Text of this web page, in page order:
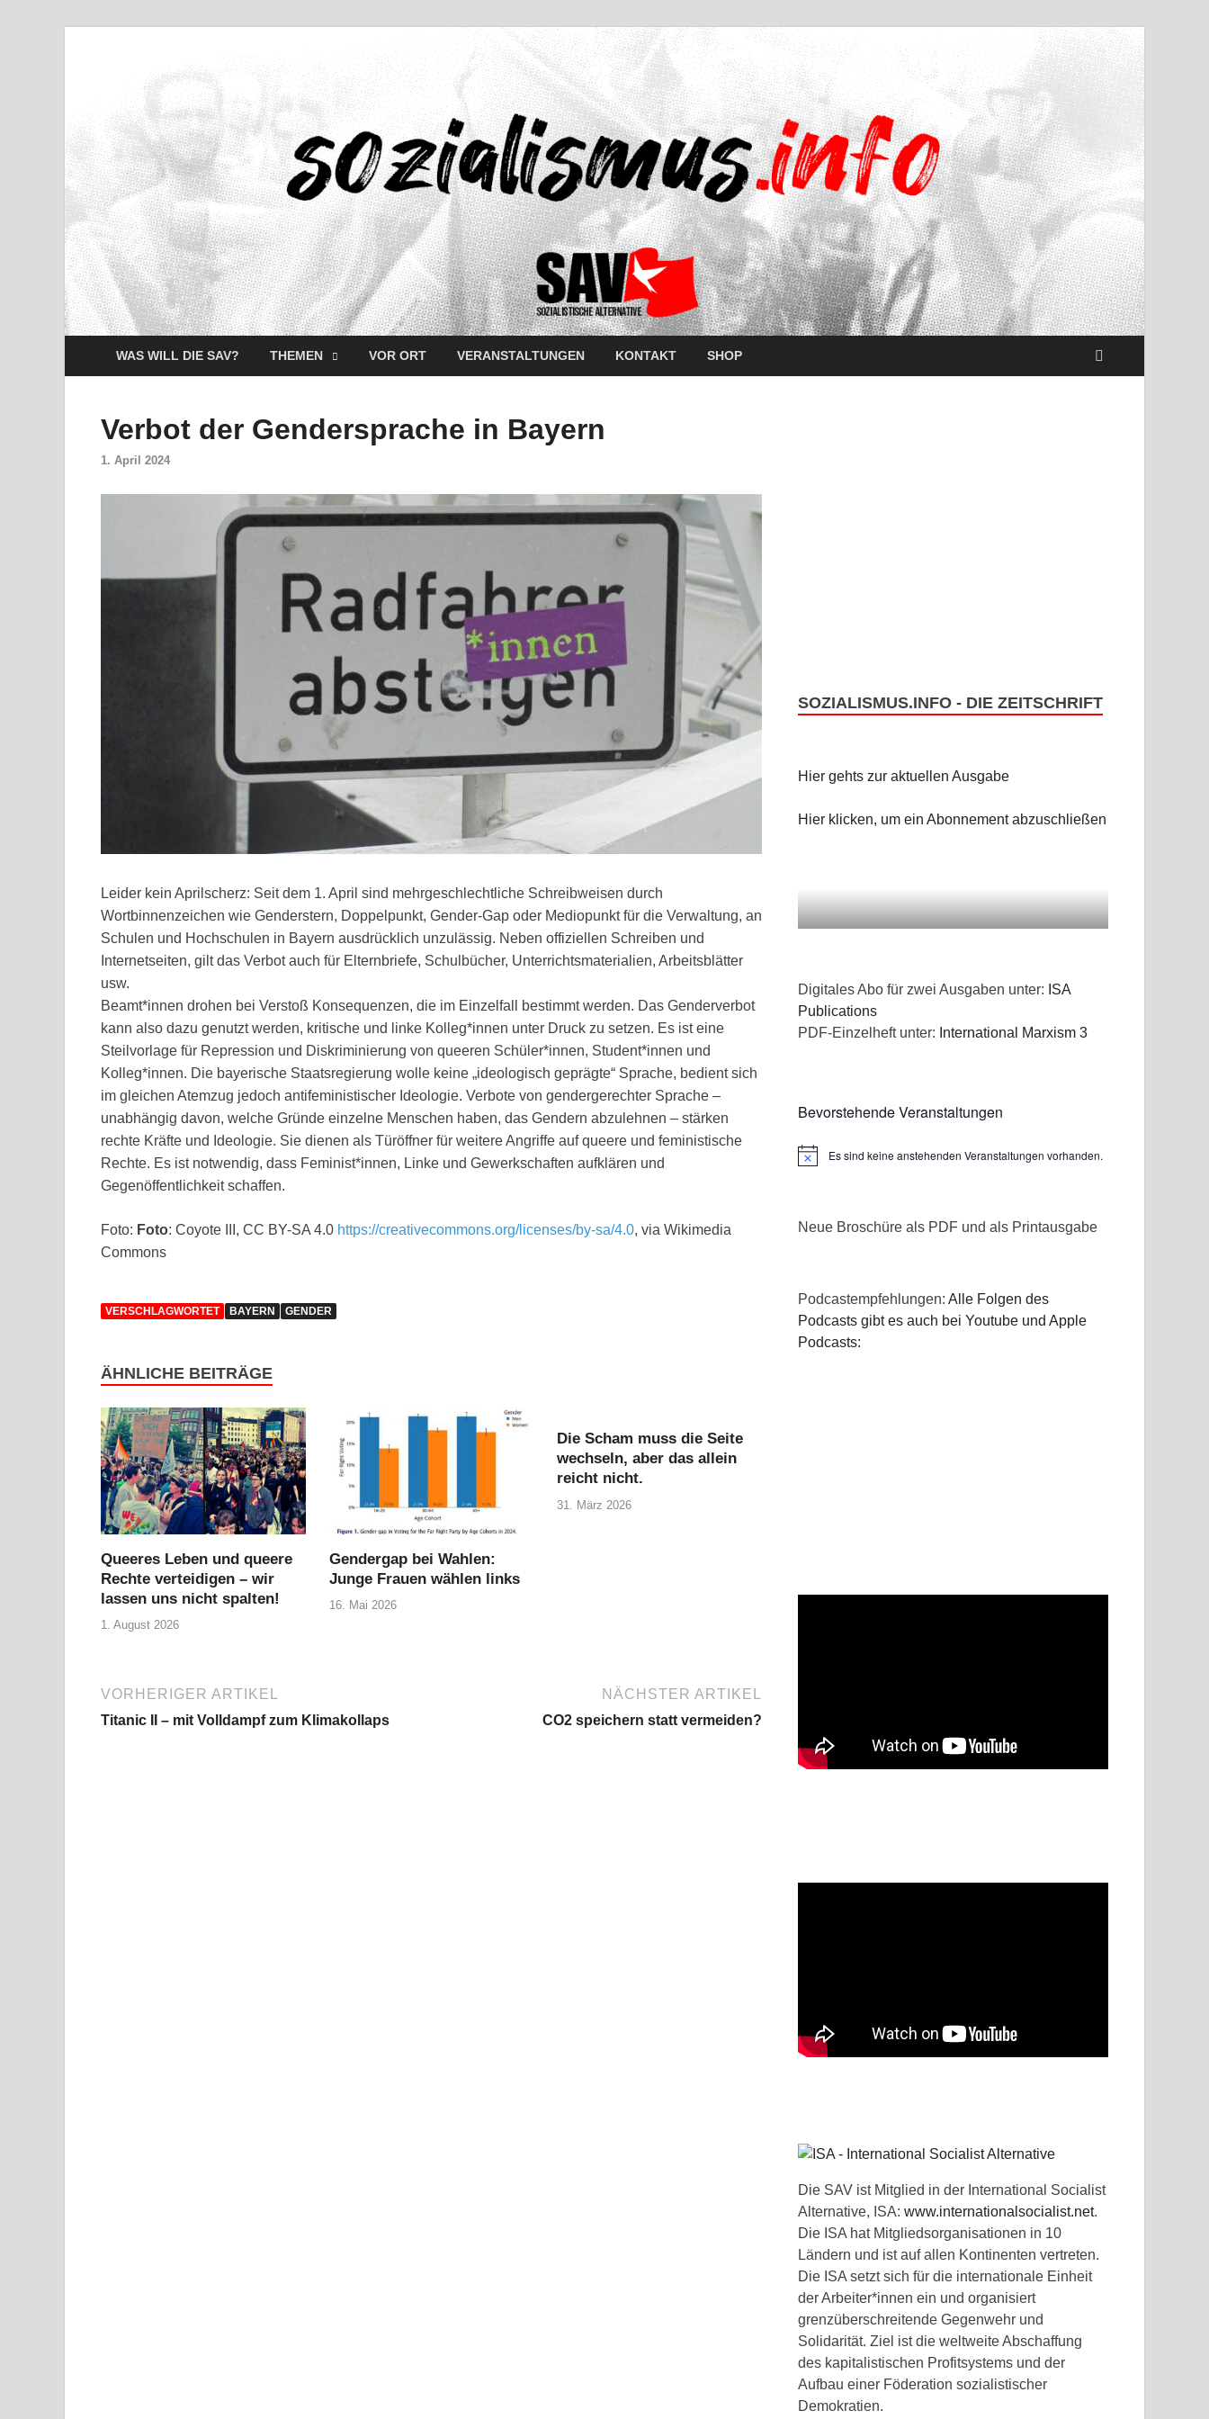
WAS WILL DIE SAV? THEMEN VOR ORT VERANSTALTUNGEN KONTAKT SHOP
Verbot der Gendersprache in Bayern
1. April 2024
Leider kein Aprilscherz: Seit dem 1. April sind mehrgeschlechtliche Schreibweisen durch
Wortbinnenzeichen wie Genderstern, Doppelpunkt, Gender-Gap oder Mediopunkt für die Verwaltung, an
Schulen und Hochschulen in Bayern ausdrücklich unzulässig. Neben offiziellen Schreiben und
Internetseiten, gilt das Verbot auch für Elternbriefe, Schulbücher, Unterrichtsmaterialien, Arbeitsblätter
usw.
Beamt*innen drohen bei Verstoß Konsequenzen, die im Einzelfall bestimmt werden. Das Genderverbot
kann also dazu genutzt werden, kritische und linke Kolleg*innen unter Druck zu setzen. Es ist eine
Steilvorlage für Repression und Diskriminierung von queeren Schüler*innen, Student*innen und
Kolleg*innen. Die bayerische Staatsregierung wolle keine „ideologisch geprägte“ Sprache, bedient sich
im gleichen Atemzug jedoch antifeministischer Ideologie. Verbote von gendergerechter Sprache –
unabhängig davon, welche Gründe einzelne Menschen haben, das Gendern abzulehnen – stärken
rechte Kräfte und Ideologie. Sie dienen als Türöffner für weitere Angriffe auf queere und feministische
Rechte. Es ist notwendig, dass Feminist*innen, Linke und Gewerkschaften aufklären und
Gegenöffentlichkeit schaffen.
Foto: Foto: Coyote III, CC BY-SA 4.0 https://creativecommons.org/licenses/by-sa/4.0, via Wikimedia
Commons
VERSCHLAGWORTET BAYERN GENDER
ÄHNLICHE BEITRÄGE
Queeres Leben und queere
Rechte verteidigen – wir
lassen uns nicht spalten!
1. August 2026
Gendergap bei Wahlen:
Junge Frauen wählen links
16. Mai 2026
Die Scham muss die Seite
wechseln, aber das allein
reicht nicht.
31. März 2026
VORHERIGER ARTIKEL
Titanic II – mit Volldampf zum Klimakollaps
NÄCHSTER ARTIKEL
CO2 speichern statt vermeiden?
SOZIALISMUS.INFO - DIE ZEITSCHRIFT
Hier gehts zur aktuellen Ausgabe
Hier klicken, um ein Abonnement abzuschließen
Digitales Abo für zwei Ausgaben unter: ISA
Publications
PDF-Einzelheft unter: International Marxism 3
Bevorstehende Veranstaltungen
HinweisEs sind keine anstehenden Veranstaltungen vorhanden.
Neue Broschüre als PDF und als Printausgabe
Podcastempfehlungen:Alle Folgen des
Podcasts gibt es auch bei Youtube und Apple
Podcasts:
Die SAV ist Mitglied in der International Socialist
Alternative, ISA:www.internationalsocialist.net.
Die ISA hat Mitgliedsorganisationen in 10
Ländern und ist auf allen Kontinenten vertreten.
Die ISA setzt sich für die internationale Einheit
der Arbeiter*innen ein und organisiert
grenzüberschreitende Gegenwehr und
Solidarität. Ziel ist die weltweite Abschaffung
des kapitalistischen Profitsystems und der
Aufbau einer Föderation sozialistischer
Demokratien.